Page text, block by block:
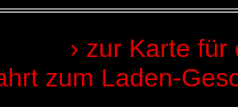
› zur Karte für
zum Laden-